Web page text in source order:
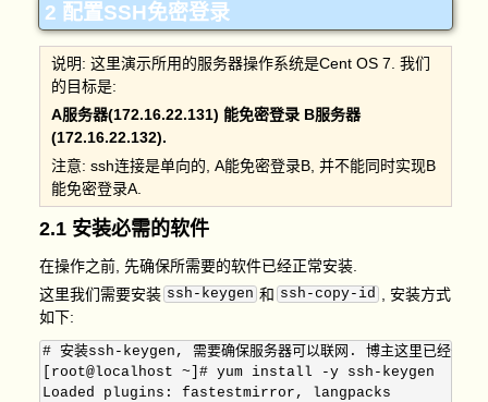
2 配置SSH免密登录
说明: 这里演示所用的服务器操作系统是Cent OS 7. 我们
的目标是:
A服务器(172.16.22.131) 能免密登录 B服务器
(172.16.22.132).
注意: ssh连接是单向的, A能免密登录B, 并不能同时实现B
能免密登录A.
2.1 安装必需的软件
在操作之前, 先确保所需要的软件已经正常安装.
这里我们需要安装 ssh-keygen 和 ssh-copy-id
, 安装方式
如下:
# 安装ssh-keygen, 需要确保服务器可以联网. 博主这里已经安装
[root@localhost ~]# yum install -y ssh-keygen
Loaded plugins: fastestmirror, langpacks